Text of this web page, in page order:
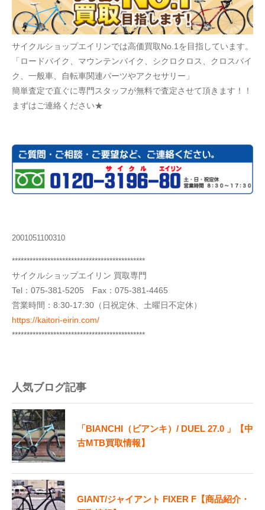
サイクルショップエイリンでは高価買取No.1を目指しています。
「ロードバイク、マウンテンバイク、シクロクロス、クロスバイ
ク、一般車、自転車関連パーツやアクセサリー」
簡単査定で直ぐに専門スタッフが無料で査定させて頂きます！！
まずはご連絡ください★
2001051100310
*********************************************
サイクルショップエイリン 買取専門
Tel： 075-381-5205 Fax：075-381-4465
営業時間：8:30-17:30（日祝定休、土曜日不定休）
https://kaitori-eirin.com/
*********************************************
人気ブログ記事
「BIANCHI（ビアンキ）/ DUEL 27.0 」【中
古MTB買取情報】
GIANT/ジャイアント FIXER F【商品紹介・